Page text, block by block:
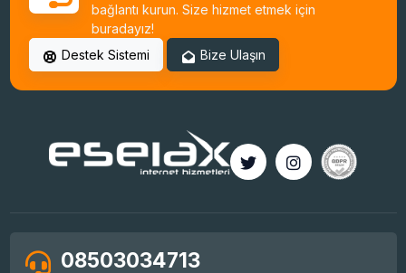
bağlantı kurun. Size hizmet etmek için
buradayız!
Destek Sistemi
Bize Ulaşın
08503034713